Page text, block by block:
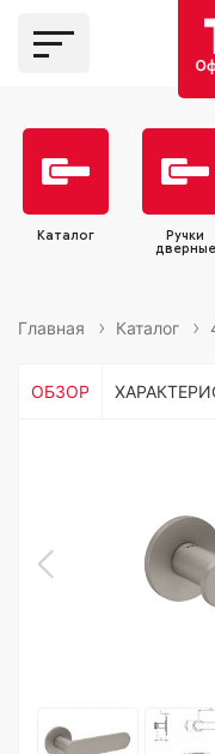
Каталог
Ручки
дверные
Главная Каталог
ОБЗОР